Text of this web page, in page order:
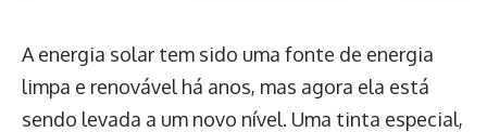
A energia solar tem sido uma fonte de energia
limpa e renovável há anos, mas agora ela está
sendo levada a um novo nível. Uma tinta especial,